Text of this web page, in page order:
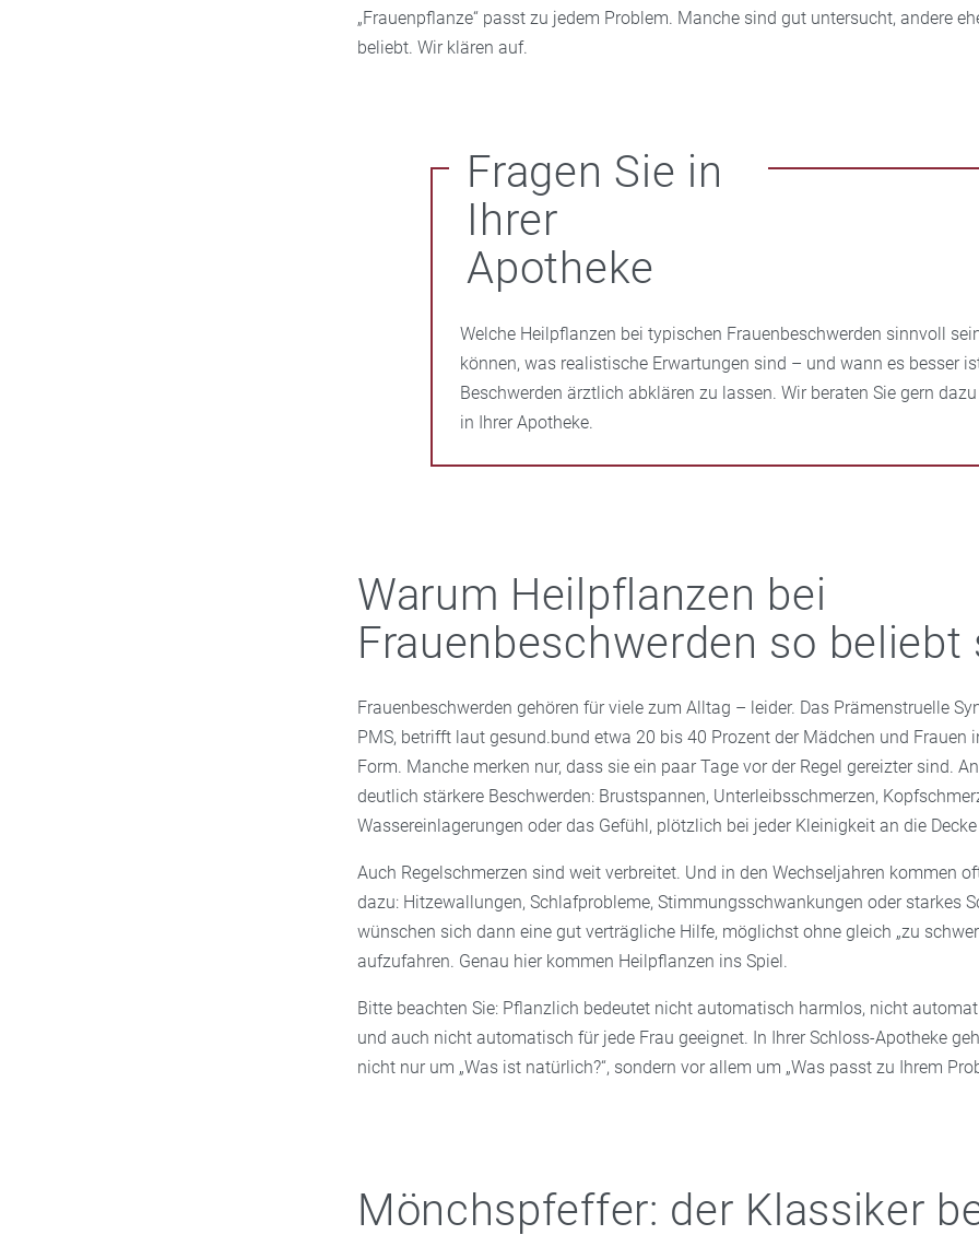
„Frauenpflanze“ passt zu jedem Problem. Manche sind gut untersucht, andere
beliebt. Wir klären auf.
Fragen Sie in
Ihrer
Apotheke
Welche Heilpflanzen bei typischen Frauenbeschwerden sinnvoll
können, was realistische Erwartungen sind – und wann es besser
Beschwerden ärztlich abklären zu lassen. Wir beraten Sie gern dazu
in Ihrer Apotheke.
Warum Heilpflanzen bei
Frauenbeschwerden so beliebt
Frauenbeschwerden gehören für viele zum Alltag – leider. Das Prämenstruelle
PMS, betrifft laut gesund.bund etwa 20 bis 40 Prozent der Mädchen und Frauen
Form. Manche merken nur, dass sie ein paar Tage vor der Regel gereizter sind.
deutlich stärkere Beschwerden: Brustspannen, Unterleibsschmerzen,
Wassereinlagerungen oder das Gefühl, plötzlich bei jeder Kleinigkeit an die
Auch Regelschmerzen sind weit verbreitet. Und in den Wechseljahren kommen
dazu: Hitzewallungen, Schlafprobleme, Stimmungsschwankungen oder starkes
wünschen sich dann eine gut verträgliche Hilfe, möglichst ohne gleich „zu
aufzufahren. Genau hier kommen Heilpflanzen ins Spiel.
Bitte beachten Sie: Pflanzlich bedeutet nicht automatisch harmlos, nicht
und auch nicht automatisch für jede Frau geeignet. In Ihrer Schloss-Apotheke
nicht nur um „Was ist natürlich?“, sondern vor allem um „Was passt zu Ihrem
Mönchspfeffer: der Klassiker